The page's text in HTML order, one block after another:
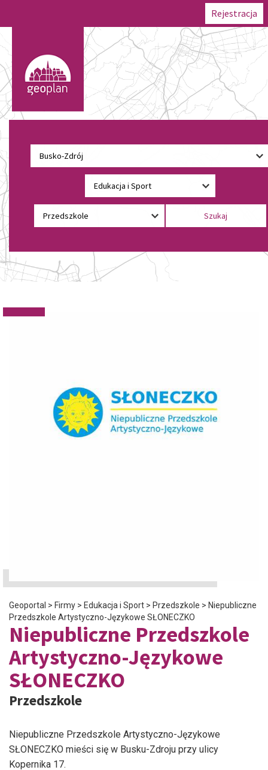
Rejestracja
Geoportal > Firmy > Edukacja i Sport > Przedszkole > Niepubliczne
Przedszkole Artystyczno-Językowe SŁONECZKO
Niepubliczne Przedszkole
Artystyczno-Językowe
SŁONECZKO
Przedszkole
Niepubliczne Przedszkole Artystyczno-Językowe
SŁONECZKO mieści się w Busku-Zdroju przy ulicy
Kopernika 17.